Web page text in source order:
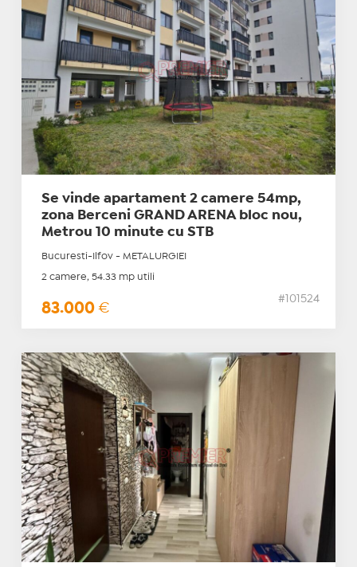
Se vinde apartament 2 camere 54mp,
zona Berceni GRAND ARENA bloc nou,
Metrou 10 minute cu STB
Bucuresti-Ilfov - METALURGIEI
2 camere, 54.33 mp utili
83.000 €
#101524